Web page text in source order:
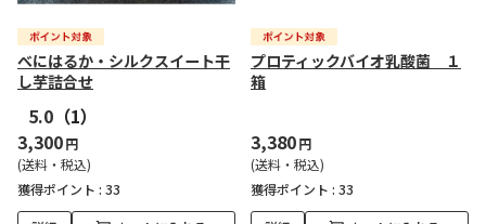
べにはるか・シルクスイート干
し芋詰合せ
5.0 （1）
3,300円
(送料・税込)
獲得ポイント : 33
プロティックバイオ乳酸菌 １
箱
3,380円
(送料・税込)
獲得ポイント : 33